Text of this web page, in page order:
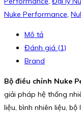
Nuke Performance,
Mô tả
Đánh giá (1)
Brand
Bộ điều chỉnh Nuke
giải pháp hệ thống
liệu, bình nhiên liệu,